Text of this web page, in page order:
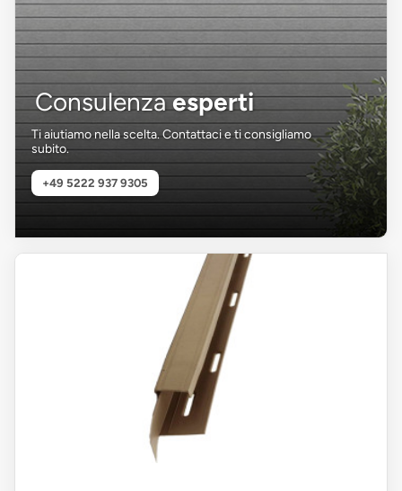
Consulenzaesperti
Ti aiutiamo nella scelta. Contattaci e ti consigliamo
subito.
+49 5222 937 9305